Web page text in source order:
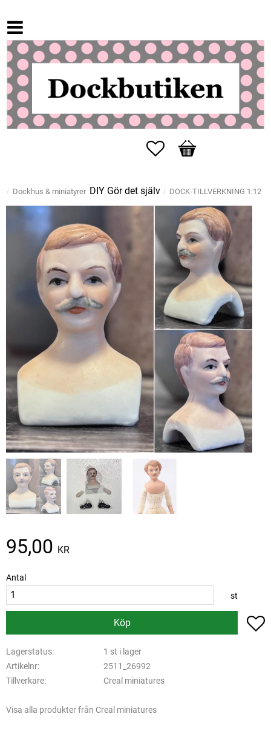
Favoriter
Kundvagn
Dockhus & miniatyrer DIY Gör det själv DOCK-TILLVERKNING 1:12
95,00 KR
Antal
st
Köp
Lagerstatus
1 st i lager
Artikelnr
2511_26992
Tillverkare
Creal miniatures
Visa alla produkter från Creal miniatures